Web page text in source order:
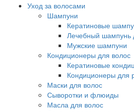
Уход за волосами
Шампуни
Кератиновые
Лечебный шампунь
Мужские шампуни
Кондиционеры для волос
Кератиновые
Кондиционеры для
Маски для волос
Сыворотки и флюиды
Масла для волос